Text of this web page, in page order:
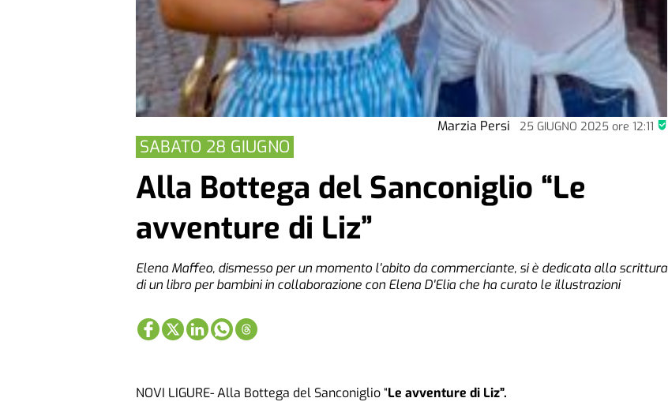
Marzia Persi 25 GIUGNO 2025ore 12:11
SABATO 28 GIUGNO
Alla Bottega del Sanconiglio “Le
avventure di Liz”
Elena Maffeo, dismesso per un momento l'abito da commerciante, si è dedicata alla scrittura
di un libro per bambini in collaborazione con Elena D'Elia che ha curato le illustrazioni
NOVI LIGURE- Alla Bottega del Sanconiglio “Le avventure di Liz”.